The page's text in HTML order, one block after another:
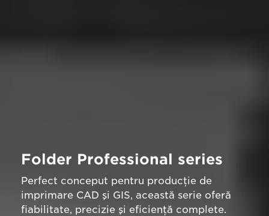
Folder Professional series
Perfect conceput pentru producţie de
imprimare CAD şi GIS, această serie oferă
fiabilitate, precizie şi eficienţă complete.